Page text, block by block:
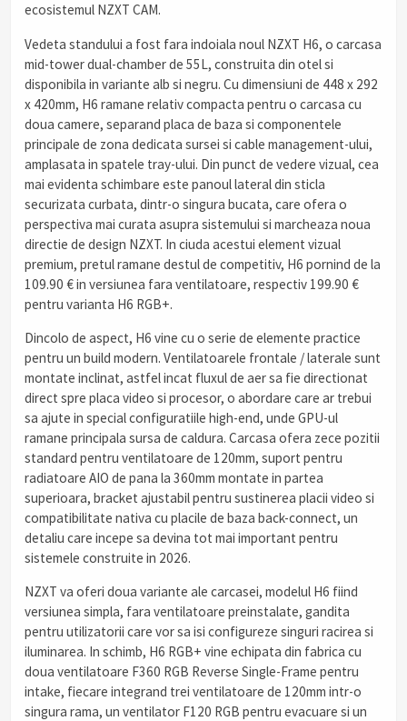
ecosistemul NZXT CAM.
Vedeta standului a fost fara indoiala noul NZXT H6, o carcasa
mid-tower dual-chamber de 55L, construita din otel si
disponibila in variante alb si negru. Cu dimensiuni de 448 x 292
x 420mm, H6 ramane relativ compacta pentru o carcasa cu
doua camere, separand placa de baza si componentele
principale de zona dedicata sursei si cable management-ului,
amplasata in spatele tray-ului. Din punct de vedere vizual, cea
mai evidenta schimbare este panoul lateral din sticla
securizata curbata, dintr-o singura bucata, care ofera o
perspectiva mai curata asupra sistemului si marcheaza noua
directie de design NZXT. In ciuda acestui element vizual
premium, pretul ramane destul de competitiv, H6 pornind de la
109.90 € in versiunea fara ventilatoare, respectiv 199.90 €
pentru varianta H6 RGB+.
Dincolo de aspect, H6 vine cu o serie de elemente practice
pentru un build modern. Ventilatoarele frontale / laterale sunt
montate inclinat, astfel incat fluxul de aer sa fie directionat
direct spre placa video si procesor, o abordare care ar trebui
sa ajute in special configuratiile high-end, unde GPU-ul
ramane principala sursa de caldura. Carcasa ofera zece pozitii
standard pentru ventilatoare de 120mm, suport pentru
radiatoare AIO de pana la 360mm montate in partea
superioara, bracket ajustabil pentru sustinerea placii video si
compatibilitate nativa cu placile de baza back-connect, un
detaliu care incepe sa devina tot mai important pentru
sistemele construite in 2026.
NZXT va oferi doua variante ale carcasei, modelul H6 fiind
versiunea simpla, fara ventilatoare preinstalate, gandita
pentru utilizatorii care vor sa isi configureze singuri racirea si
iluminarea. In schimb, H6 RGB+ vine echipata din fabrica cu
doua ventilatoare F360 RGB Reverse Single-Frame pentru
intake, fiecare integrand trei ventilatoare de 120mm intr-o
singura rama, un ventilator F120 RGB pentru evacuare si un